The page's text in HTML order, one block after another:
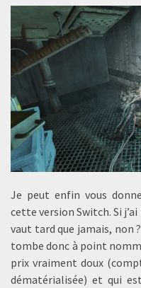
Je peut enfin vous
cette version Switch. Si
vaut tard que jamais, non
tombe donc à point
prix vraiment doux
dématérialisée) et qui